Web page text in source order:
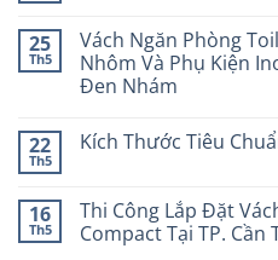
25
Th5
Vách Ngăn Phòng
Nhôm Và Phụ Kiện
Đen Nhám
22
Th5
Kích Thước Tiêu
16
Th5
Thi Công Lắp Đặt
Compact Tại TP. Cần